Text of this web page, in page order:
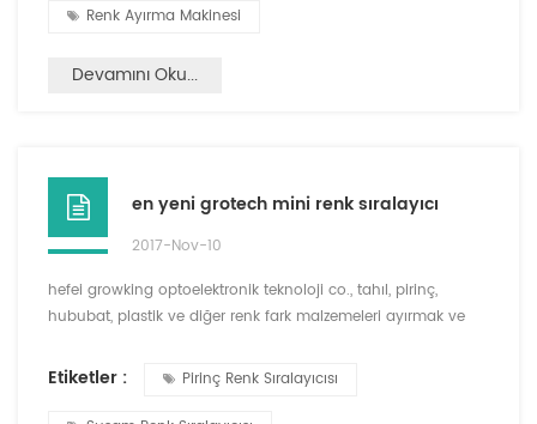
Renk Ayırma Makinesi
Devamını Oku...
en yeni grotech mini renk sıralayıcı
2017-Nov-10
hefei growking optoelektronik teknoloji co., tahıl, pirinç,
hububat, plastik ve diğer renk fark malzemeleri ayırmak ve
sıralayıcı geliştirdi. makine bu yeni tip, taşımak kolay küçük
Etiketler : Pirinç Renk Sıralayıcısı